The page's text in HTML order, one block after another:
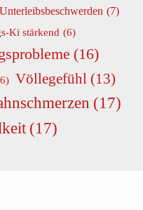
Unterleibsbeschwerden (7)
Ki stärkend (6)
(16)
Völlegefühl (13)
(17)
(17)